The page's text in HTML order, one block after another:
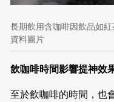
長期飲用含咖啡因飲品如
資料圖片
飲咖啡時間影響提神效
至於飲咖啡的時間，也